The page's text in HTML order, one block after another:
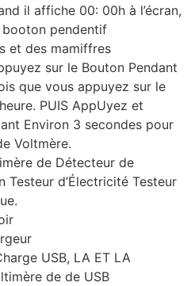
il affiche 00: 00h à l’écran,
pendentif
et des mamiffres
sur le Bouton Pendant
que vous appuyez sur le
PUIS AppUyez et
Environ 3 secondes pour
Voltmère.
de Détecteur de
d’Électricité Testeur
USB, LA ET LA
de de USB